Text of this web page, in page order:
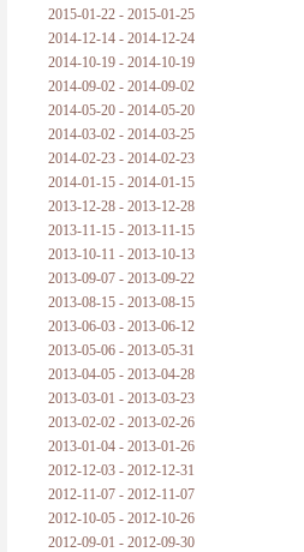
2015-01-22 - 2015-01-25
2014-12-14 - 2014-12-24
2014-10-19 - 2014-10-19
2014-09-02 - 2014-09-02
2014-05-20 - 2014-05-20
2014-03-02 - 2014-03-25
2014-02-23 - 2014-02-23
2014-01-15 - 2014-01-15
2013-12-28 - 2013-12-28
2013-11-15 - 2013-11-15
2013-10-11 - 2013-10-13
2013-09-07 - 2013-09-22
2013-08-15 - 2013-08-15
2013-06-03 - 2013-06-12
2013-05-06 - 2013-05-31
2013-04-05 - 2013-04-28
2013-03-01 - 2013-03-23
2013-02-02 - 2013-02-26
2013-01-04 - 2013-01-26
2012-12-03 - 2012-12-31
2012-11-07 - 2012-11-07
2012-10-05 - 2012-10-26
2012-09-01 - 2012-09-30